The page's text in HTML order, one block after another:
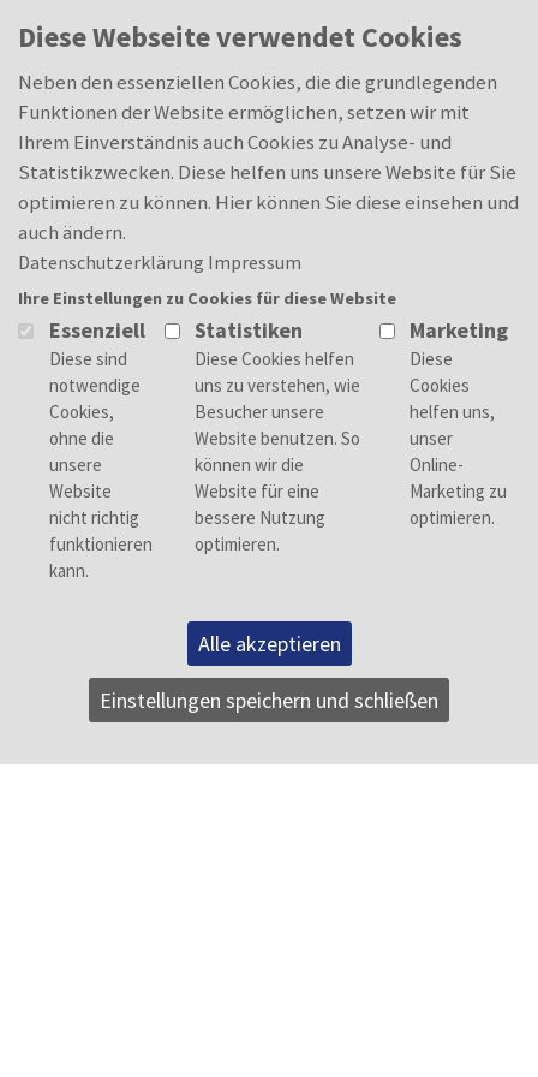
0
Diese Webseite verwendet Cookies
Neben den essenziellen Cookies, die die grundlegenden
Funktionen der Website ermöglichen, setzen wir mit
Ihrem Einverständnis auch Cookies zu Analyse- und
Statistikzwecken. Diese helfen uns unsere Website für Sie
optimieren zu können. Hier können Sie diese einsehen und
auch ändern.
Datenschutzerklärung Impressum
Ihre Einstellungen zu Cookies für diese Website
Essenziell Statistiken Marketing
Alle akzeptieren
Einstellungen speichern und schließen